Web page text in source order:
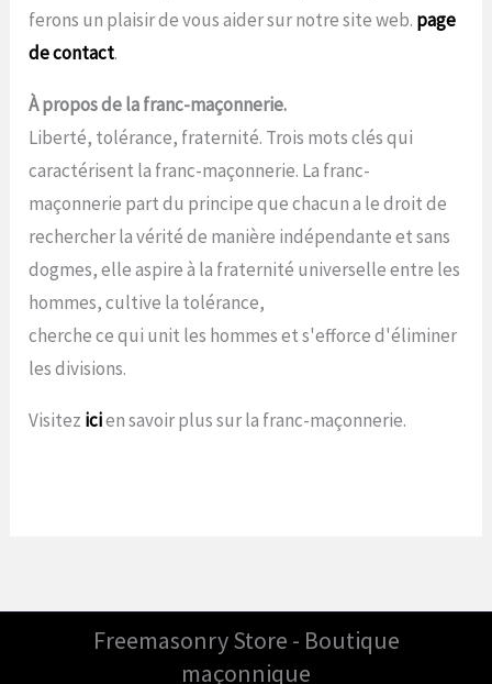
ferons un plaisir de vous aider sur notre site web. page
de contact.
À propos de la franc-maçonnerie.
Liberté, tolérance, fraternité. Trois mots clés qui
caractérisent la franc-maçonnerie. La franc-
maçonnerie part du principe que chacun a le droit de
rechercher la vérité de manière indépendante et sans
dogmes, elle aspire à la fraternité universelle entre les
hommes, cultive la tolérance,
cherche ce qui unit les hommes et s'efforce d'éliminer
les divisions.
Visitez icien savoir plus sur la franc-maçonnerie.
Freemasonry Store - Boutique
maçonnique